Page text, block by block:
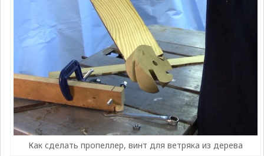
Как сделать пропеллер, винт для ветряка из дерева